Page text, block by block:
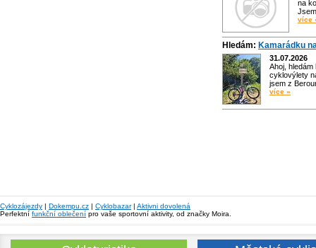
na
více
Hledám: Kamarádku
31.07.2026
Ahoj,
cyklovýlety
jsem z
více »
Cyklozájezdy | Dokempu.cz | Cyklobazar| Aktivni dovolená
Perfektní funkční oblečení pro vaše sportovní aktivity, od značky Moira.